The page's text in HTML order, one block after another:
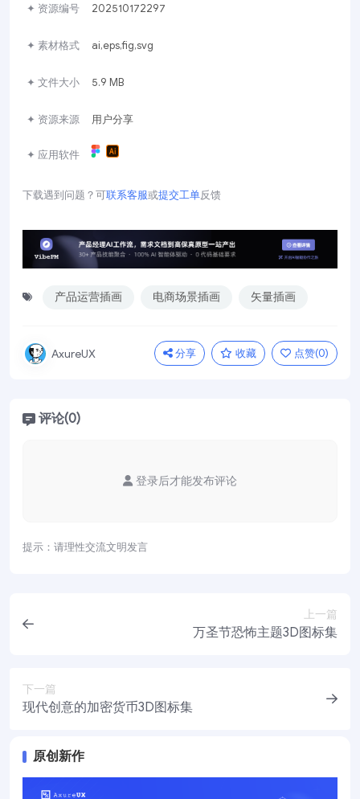
✦ 资源编号 202510172297
✦ 素材格式 ai,eps,fig,svg
✦ 文件大小 5.9 MB
✦ 资源来源 用户分享
✦ 应用软件
下载遇到问题？可联系客服或提交工单反馈
产品运营插画 电商场景插画 矢量插画
AxureUX 分享 收藏 点赞(0)
评论(0)
提示：请理性交流文明发言
登录后才能发布评论
上一篇
万圣节恐怖主题3D图标集
下一篇
现代创意的加密货币3D图标集
原创新作